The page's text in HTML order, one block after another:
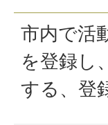
市内で活
を登録し
する、登